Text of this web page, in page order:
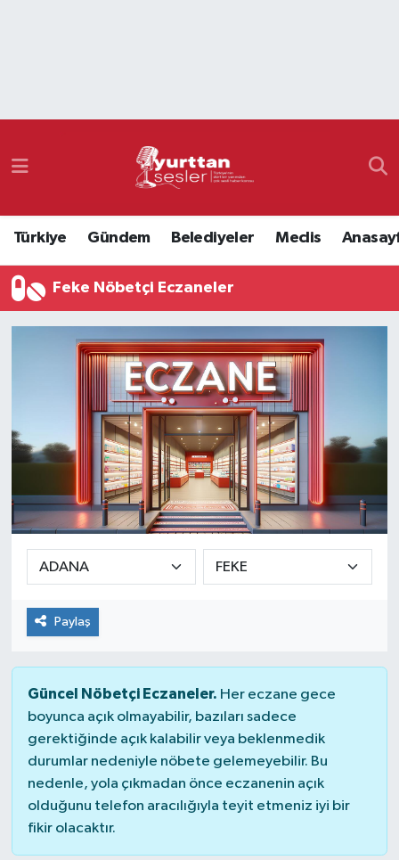
Türkiye Gündem Belediyeler Meclis
Feke Nöbetçi Eczaneler
Paylaş
Güncel Nöbetçi Eczaneler. Her eczane gece
boyunca açık olmayabilir, bazıları sadece
gerektiğinde açık kalabilir veya beklenmedik
durumlar nedeniyle nöbete gelemeyebilir. Bu
nedenle, yola çıkmadan önce eczanenin açık
olduğunu telefon aracılığıyla teyit etmeniz iyi bir
fikir olacaktır.
Namaz Vakitleri
Süper Lig Puan Durumu ve Fikstür
Tüm Manşetler
Son Dakika Haberleri
Haber Arşivi